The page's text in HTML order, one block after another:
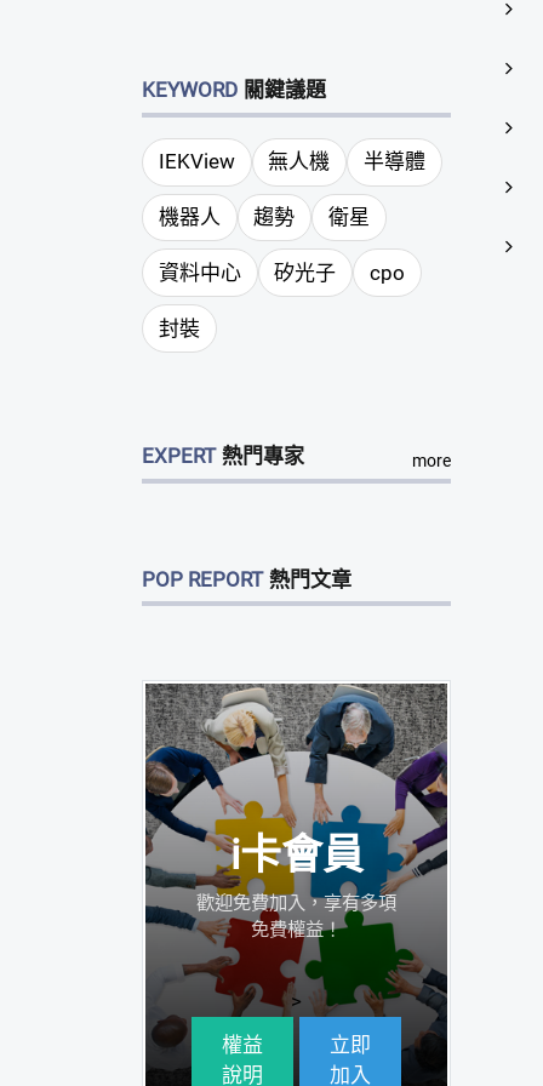
KEYWORD 關鍵議題
IEKView 無人機 半導體
機器人 趨勢 衛星
資料中心 矽光子 cpo
封裝
EXPERT 熱門專家 more
POP REPORT 熱門文章
i卡會員
歡迎免費加入，享有多項
免費權益！
>
權益
說明
立即
加入